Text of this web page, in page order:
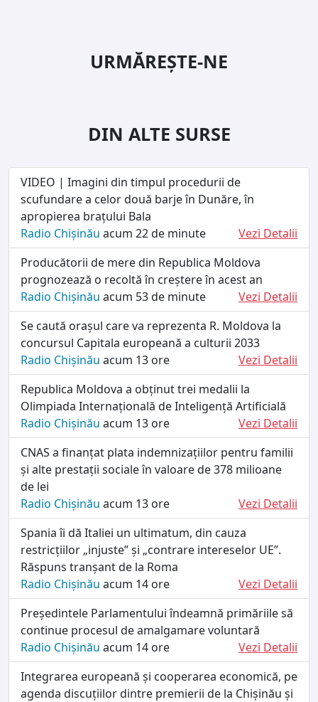
URMĂREȘTE-NE
DIN ALTE SURSE
VIDEO | Imagini din timpul procedurii de
scufundare a celor două barje în Dunăre, în
apropierea brațului Bala
Radio Chișinău acum 22 de minute
Vezi Detalii
Producătorii de mere din Republica Moldova
prognozează o recoltă în creștere în acest an
Radio Chișinău acum 53 de minute
Vezi Detalii
Se caută orașul care va reprezenta R. Moldova la
concursul Capitala europeană a culturii 2033
Radio Chișinău acum 13 ore
Vezi Detalii
Republica Moldova a obținut trei medalii la
Olimpiada Internațională de Inteligență Artificială
Radio Chișinău acum 13 ore
Vezi Detalii
CNAS a finanțat plata indemnizațiilor pentru familii
și alte prestații sociale în valoare de 378 milioane
de lei
Radio Chișinău acum 13 ore
Vezi Detalii
Spania îi dă Italiei un ultimatum, din cauza
restricțiilor „injuste” și „contrare intereselor UE”.
Răspuns tranșant de la Roma
Radio Chișinău acum 14 ore
Vezi Detalii
Președintele Parlamentului îndeamnă primăriile să
continue procesul de amalgamare voluntară
Radio Chișinău acum 14 ore
Vezi Detalii
Integrarea europeană și cooperarea economică, pe
agenda discuțiilor dintre premierii de la Chișinău și